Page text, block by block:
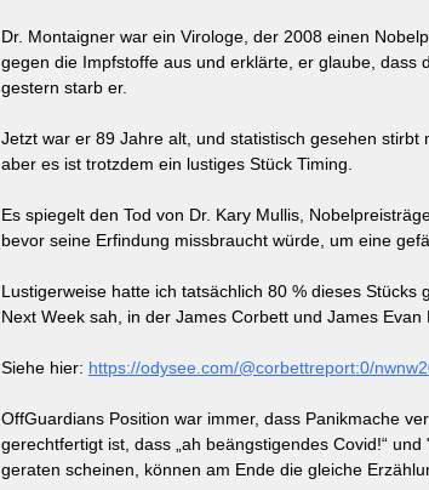
Dr. Montaigner war ein Virologe, der 2008 einen
gegen die Impfstoffe aus und erklärte, er glaube, dass
gestern starb er.
Jetzt war er 89 Jahre alt, und statistisch gesehen
aber es ist trotzdem ein lustiges Stück Timing.
Es spiegelt den Tod von Dr. Kary Mullis,
bevor seine Erfindung missbraucht würde, um eine
Lustigerweise hatte ich tatsächlich 80 % dieses
Next Week sah, in der James Corbett und James
Siehe hier: https://odysee.com/@corbettreport:0/
OffGuardians Position war immer, dass Panikmache
gerechtfertigt ist, dass „ah beängstigendes Covid!“
geraten scheinen, können am Ende die gleiche